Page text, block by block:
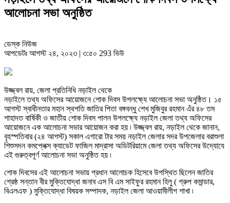
আলোচনা সভা অনুষ্ঠিত
ডেস্ক নিউজ
আপডেটঃ আগস্ট ২৪, ২০২৩ | ৩:৫০ 293 ভিউ
উজ্জ্বল রায়, জেলা প্রতিনিধি নড়াইল থেকে
নড়াইলে তথ্য অফিসের আয়োজনে শোক দিবস উপলক্ষ্যে আলোচনা সভা অনুষ্ঠিত। ১৫
আগস্ট স্বাধীনতার মহান স্থপতি জাতির পিতা বঙ্গবন্ধু শেখ মুজিবুর রহমান এঁর ৪৮ তম
শাহাদত বার্ষিকী ও জাতীয় শোক দিবস পালন উপলক্ষ্যে নড়াইল জেলা তথ্য অফিসের
আয়োজনে এক আলোচনা সভার আয়োজন করা হয় ৷ উজ্জ্বল রায়, নড়াইল থেকে জানান,
বৃহস্পতিবার (২৪ আগস্ট) সকাল এগারো টার সময় নড়াইল জেলার সদর উপজেলার বরাশুলা
শিশুসদন কমপ্লেক্স ক্যাডেট ফাজিল মাদ্রাসা অডিটরিয়ামে জেলা তথ্য অফিসের উদ্যোযে
এই গুরুত্বপূর্ণ আলোচনা সভা অনুষ্ঠিত হয় ৷
শোক দিবসের এই আলোচনা সভায় প্রধান আলোচক হিসেবে উপস্থিত ছিলেন জাতির
শ্রেষ্ঠ সন্তান বীর মুক্তিযোদ্ধা জনাব এস বি এম সাইফুর রহমান হিলু ( গ্রুপ কমান্ডার,
বিএলএফ ) মুক্তিযোদ্ধা বিষয়ক সম্পাদক, নড়াইল জেলা আওয়ামীলীগ শাখা ৷